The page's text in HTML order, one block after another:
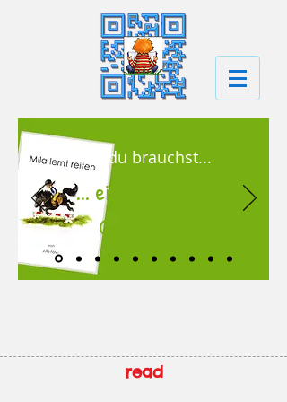
...du brauchst...
... eine spannende
Geschichte...
read